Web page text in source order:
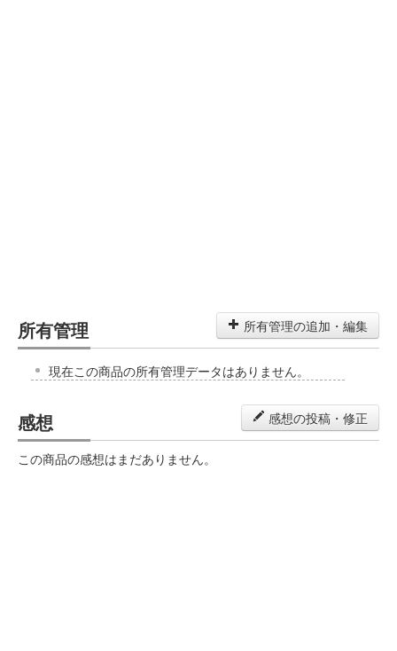
所有管理 所有管理の追加・編集
現在この商品の所有管理データはありません。
感想 感想の投稿・修正
この商品の感想はまだありません。